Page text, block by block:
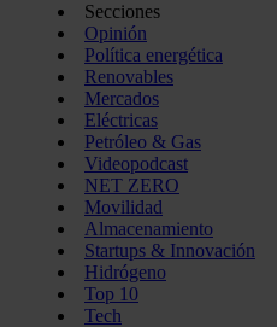
Secciones
Opinión
Política energética
Renovables
Mercados
Eléctricas
Petróleo & Gas
Videopodcast
NET ZERO
Movilidad
Almacenamiento
Startups & Innovación
Hidrógeno
Top 10
Tech